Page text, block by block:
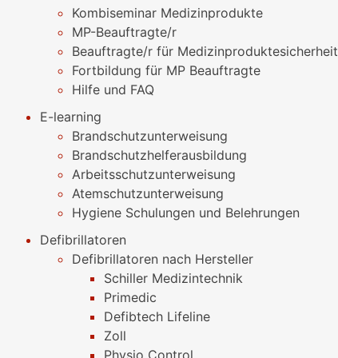
Kombiseminar Medizinprodukte
MP-Beauftragte/r
Beauftragte/r für Medizinproduktesicherheit
Fortbildung für MP Beauftragte
Hilfe und FAQ
E-learning
Brandschutzunterweisung
Brandschutzhelferausbildung
Arbeitsschutzunterweisung
Atemschutzunterweisung
Hygiene Schulungen und Belehrungen
Defibrillatoren
Defibrillatoren nach Hersteller
Schiller Medizintechnik
Primedic
Defibtech Lifeline
Zoll
Physio Control